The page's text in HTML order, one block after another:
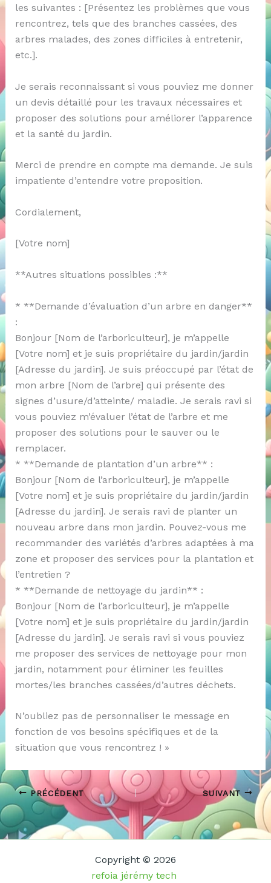
les suivantes : [Présentez les problèmes que vous
rencontrez, tels que des branches cassées, des
arbres malades, des zones difficiles à entretenir,
etc.].
Je serais reconnaissant si vous pouviez me donner
un devis détaillé pour les travaux nécessaires et
proposer des solutions pour améliorer l’apparence
et la santé du jardin.
Merci de prendre en compte ma demande. Je suis
impatiente d’entendre votre proposition.
Cordialement,
[Votre nom]
**Autres situations possibles :**
* **Demande d’évaluation d’un arbre en danger**
:
Bonjour [Nom de l’arboriculteur], je m’appelle
[Votre nom] et je suis propriétaire du jardin/jardin
[Adresse du jardin]. Je suis préoccupé par l’état de
mon arbre [Nom de l’arbre] qui présente des
signes d’usure/d’atteinte/ maladie. Je serais ravi si
vous pouviez m’évaluer l’état de l’arbre et me
proposer des solutions pour le sauver ou le
remplacer.
* **Demande de plantation d’un arbre** :
Bonjour [Nom de l’arboriculteur], je m’appelle
[Votre nom] et je suis propriétaire du jardin/jardin
[Adresse du jardin]. Je serais ravi de planter un
nouveau arbre dans mon jardin. Pouvez-vous me
recommander des variétés d’arbres adaptées à ma
zone et proposer des services pour la plantation et
l’entretien ?
* **Demande de nettoyage du jardin** :
Bonjour [Nom de l’arboriculteur], je m’appelle
[Votre nom] et je suis propriétaire du jardin/jardin
[Adresse du jardin]. Je serais ravi si vous pouviez
me proposer des services de nettoyage pour mon
jardin, notamment pour éliminer les feuilles
mortes/les branches cassées/d’autres déchets.
N’oubliez pas de personnaliser le message en
fonction de vos besoins spécifiques et de la
situation que vous rencontrez ! »
PRÉCÉDENT SUIVANT
Copyright © 2026
refoia jérémy tech